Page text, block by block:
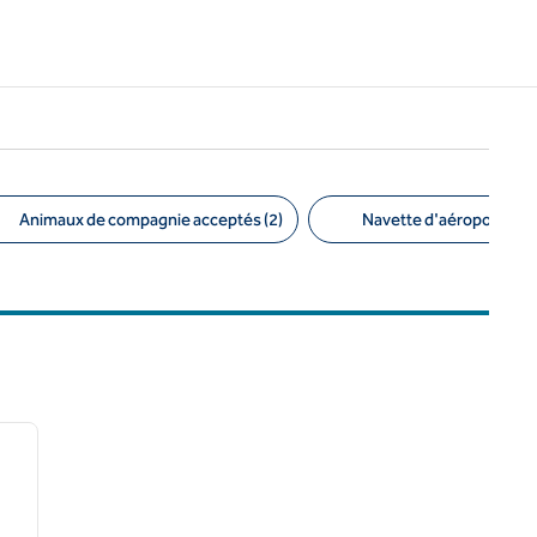
Animaux de compagnie acceptés (2) Navette d'aéroport (1)
image suivante